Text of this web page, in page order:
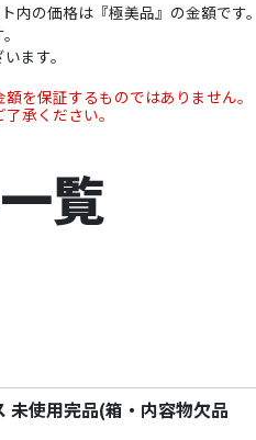
内の価格は『極美品』の金額です。
ます。
を保証するものではありません。
承ください。
覧
未使用完品(箱・内容物欠品